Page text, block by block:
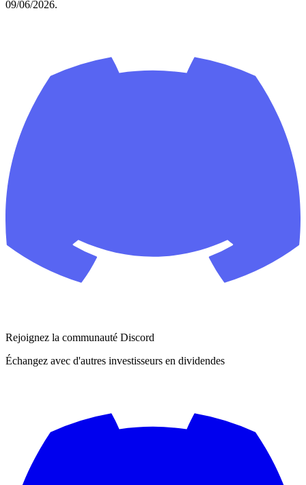
09/06/2026.
Rejoignez la communauté Discord
Échangez avec d'autres investisseurs en dividendes